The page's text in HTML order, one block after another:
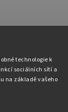
technologie k
sociálních sítí a
na základě vašeho